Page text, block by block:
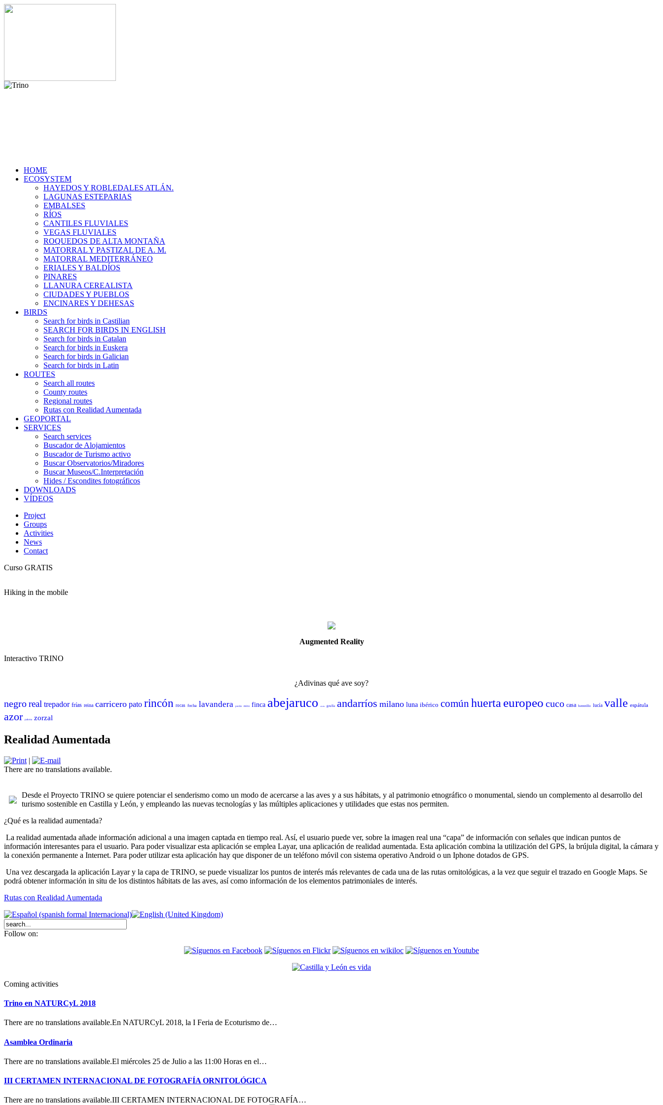
HOME
ECOSYSTEM
HAYEDOS Y ROBLEDALES ATLÁN.
LAGUNAS ESTEPARIAS
EMBALSES
RÍOS
CANTILES FLUVIALES
VEGAS FLUVIALES
ROQUEDOS DE ALTA MONTAÑA
MATORRAL Y PASTIZAL DE A. M.
MATORRAL MEDITERRÁNEO
ERIALES Y BALDÍOS
PINARES
LLANURA CEREALISTA
CIUDADES Y PUEBLOS
ENCINARES Y DEHESAS
BIRDS
Search for birds in Castilian
SEARCH FOR BIRDS IN ENGLISH
Search for birds in Catalan
Search for birds in Euskera
Search for birds in Galician
Search for birds in Latin
ROUTES
Search all routes
County routes
Regional routes
Rutas con Realidad Aumentada
GEOPORTAL
SERVICES
Search services
Buscador de Alojamientos
Buscador de Turismo activo
Buscar Observatorios/Miradores
Buscar Museos/C.Interpretación
Hides / Escondites fotográficos
DOWNLOADS
VÍDEOS
Project
Groups
Activities
News
Contact
Curso GRATIS
Hiking in the mobile
Augmented Reality
Interactivo TRINO
¿Adivinas qué ave soy?
negroreal trepador frías reina carricero pato rincón rocas focha lavandera perdiz mito finca abejaruco sisón grulla andarríos milano luna ibérico común huerta europeo cuco casa herrerillo lucía valle espátula
azor paloma zorzal
Realidad Aumentada
|
There are no translations available.
Desde el Proyecto TRINO se quiere potenciar el senderismo como un modo de acercarse a las aves y a sus hábitats, y al patrimonio etnográfico o monumental, siendo un complemento al desarrollo del
turismo sostenible en Castilla y León, y empleando las nuevas tecnologías y las múltiples aplicaciones y utilidades que estas nos permiten.
¿Qué es la realidad aumentada?
La realidad aumentada añade información adicional a una imagen captada en tiempo real. Así, el usuario puede ver, sobre la imagen real una “capa” de información con señales que indican puntos de
información interesantes para el usuario. Para poder visualizar esta aplicación se emplea Layar, una aplicación de realidad aumentada. Esta aplicación combina la utilización del GPS, la brújula digital, la cámara y
la conexión permanente a Internet. Para poder utilizar esta aplicación hay que disponer de un teléfono móvil con sistema operativo Android o un Iphone dotados de GPS.
Una vez descargada la aplicación Layar y la capa de TRINO, se puede visualizar los puntos de interés más relevantes de cada una de las rutas ornitológicas, a la vez que seguir el trazado en Google Maps. Se
podrá obtener información in situ de los distintos hábitats de las aves, así como información de los elementos patrimoniales de interés.
Rutas con Realidad Aumentada
Follow on:
Coming activities
Trino en NATURCyL 2018
There are no translations available.En NATURCyL 2018, la I Feria de Ecoturismo de…
Asamblea Ordinaria
There are no translations available.El miércoles 25 de Julio a las 11:00 Horas en el…
III CERTAMEN INTERNACIONAL DE FOTOGRAFÍA ORNITOLÓGICA
There are no translations available.III CERTAMEN INTERNACIONAL DE FOTOGRAFÍA…